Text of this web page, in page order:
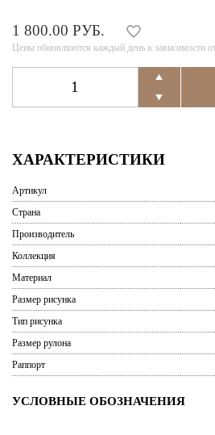
1 800.00 РУБ.
Цены обновляются каждый день в зависимости
ХАРАКТЕРИСТИКИ
Артикул
Страна
Производитель
Коллекция
Материал
Размер рисунка
Тип рисунка
Размер рулона
Раппорт
УСЛОВНЫЕ ОБОЗНАЧЕНИЯ